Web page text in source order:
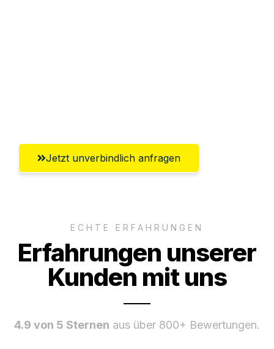
Jetzt unverbindlich anfragen
ECHTE ERFAHRUNGEN
Erfahrungen unserer
Kunden mit uns
4.9 von 5 Sternen aus über 800+ Bewertungen.